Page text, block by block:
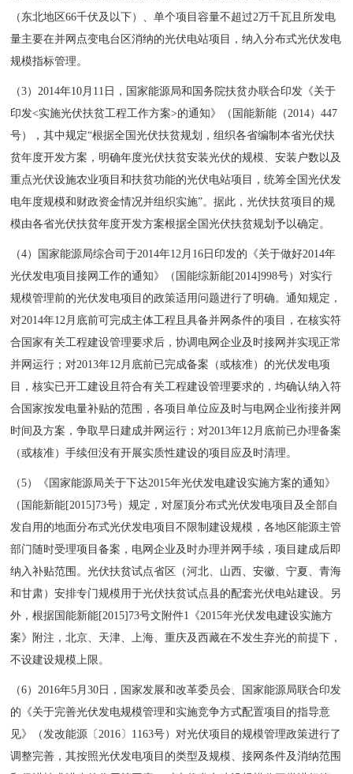
（东北地区66千伏及以下）、单个项目容量不超过2万千瓦且所发电
量主要在并网点变电台区消纳的光伏电站项目，纳入分布式光伏发电
规模指标管理。
（3）2014年10月11日，国家能源局和国务院扶贫办联合印发《关于
印发<实施光伏扶贫工程工作方案>的通知》（国能新能（2014）447
号），其中规定“根据全国光伏扶贫规划，组织各省编制本省光伏扶
贫年度开发方案，明确年度光伏扶贫安装光伏的规模、安装户数以及
重点光伏设施农业项目和扶贫功能的光伏电站项目，统筹全国光伏发
电年度规模和财政资金情况并组织实施”。据此，光伏扶贫项目的规
模由各省光伏扶贫年度开发方案根据全国光伏扶贫规划予以确定。
（4）国家能源局综合司于2014年12月16日印发的《关于做好2014年
光伏发电项目接网工作的通知》（国能综新能[2014]998号）对实行
规模管理前的光伏发电项目的政策适用问题进行了明确。通知规定，
对2014年12月底前可完成主体工程且具备并网条件的项目，在核实符
合国家有关工程建设管理要求后，协调电网企业及时接网并实现正常
并网运行；对2013年12月底前已完成备案（或核准）的光伏发电项
目，核实已开工建设且符合有关工程建设管理要求的，均确认纳入符
合国家按发电量补贴的范围，各项目单位应及时与电网企业衔接并网
时间及方案，争取早日建成并网运行；对2013年12月底前已办理备案
（或核准）手续但没有开展实质性建设的项目应及时清理。
（5）《国家能源局关于下达2015年光伏发电建设实施方案的通知》
（国能新能[2015]73号）规定，对屋顶分布式光伏发电项目及全部自
发自用的地面分布式光伏发电项目不限制建设规模，各地区能源主管
部门随时受理项目备案，电网企业及时办理并网手续，项目建成后即
纳入补贴范围。光伏扶贫试点省区（河北、山西、安徽、宁夏、青海
和甘肃）安排专门规模用于光伏扶贫试点县的配套光伏电站建设。另
外，根据国能新能[2015]73号文附件1《2015年光伏发电建设实施方
案》附注，北京、天津、上海、重庆及西藏在不发生弃光的前提下，
不设建设规模上限。
（6）2016年5月30日，国家发展和改革委员会、国家能源局联合印发
的《关于完善光伏发电规模管理和实施竞争方式配置项目的指导意
见》（发改能源〔2016〕1163号）对光伏项目的规模管理政策进行了
调整完善，其按照光伏发电项目的类型及规模、接网条件及消纳范围